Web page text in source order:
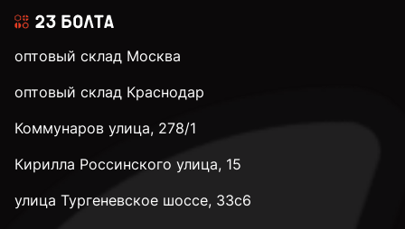
оптовый склад Москва
оптовый склад Краснодар
Коммунаров улица, 278/1
Кирилла Россинского улица, 15
улица Тургеневское шоссе, 33с6